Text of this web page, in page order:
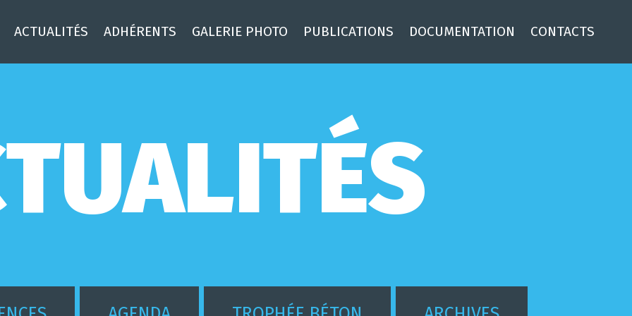
ACTUALITÉS ADHÉRENTS GALERIE PHOTO PUBLICATIONS DOCUMENTATION CONTACTS